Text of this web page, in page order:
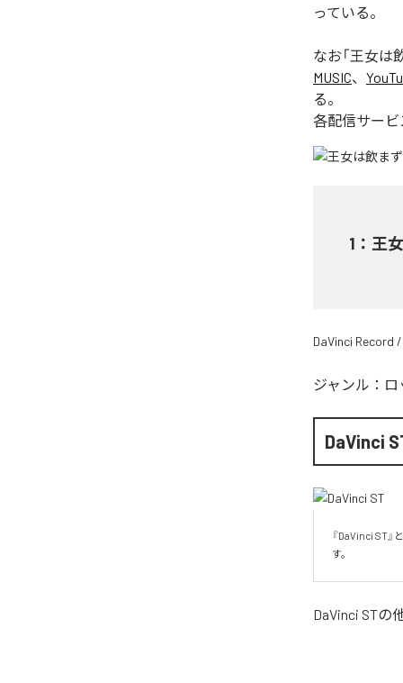
っている。
なお「王女は
MUSIC、
る。
各配信サービ
1 ： 王
DaVinci Record
ジャンル： ロ
DaVinci
『DaVinci ST
す。
DaVinci STの